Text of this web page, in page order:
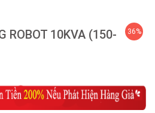
ROBOT 10KVA (150- 36%